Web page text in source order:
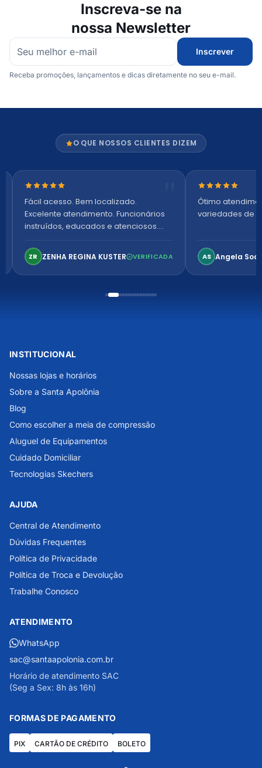
Inscreva-se na
nossa Newsletter
Inscrever
Receba promoções, lançamentos e dicas diretamente no seu e-mail.
O QUE NOSSOS CLIENTES DIZEM
Nota 5 de 5 estrelas
Fácil acesso. Bem localizado.
Excelente atendimento. Funcionários
instruídos, educados e atenciosos.
confortável. Perfeito!
ZR ZENHA REGINA KUSTER VERIFICADA
Nota 5 de 5
Ótimo
variedades de
AS Angela
INSTITUCIONAL
Nossas lojas e horários
Sobre a Santa Apolônia
Blog
Como escolher a meia de compressão
Aluguel de Equipamentos
Cuidado Domiciliar
Tecnologias Skechers
AJUDA
Central de Atendimento
Dúvidas Frequentes
Política de Privacidade
Política de Troca e Devolução
Trabalhe Conosco
ATENDIMENTO
WhatsApp
sac@santaapolonia.com.br
Horário de atendimento SAC
(Seg a Sex: 8h às 16h)
FORMAS DE PAGAMENTO
PIX CARTÃO DE CRÉDITO BOLETO